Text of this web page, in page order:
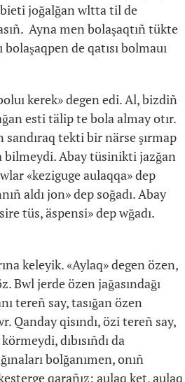
joğalğan wltta til de
Ayna men bolaşaqtıñ tükte
de qatısı bolmauı
kerek» degen edi. Al, bizdiñ
esti tälip te bola almay otır.
sandıraq tekti bir närse şırmap
bilmeydi. Abay tüsinikti jazğan
«keziguge aulaqqa» dep
aldı jon» dep soğadı. Abay
tüs, äspensi» dep wğadı.
keleyik. «Aylaq» degen özen,
Bwl jerde özen jağasındağı
tereñ say, tasığan özen
Qanday qisındı, özi tereñ say,
dıbısıñdı da
bolğanımen, onıñ
qarañız: aulaq ket, aulaq